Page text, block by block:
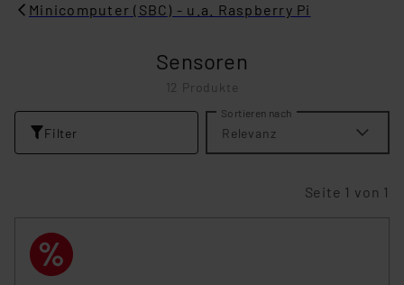
Minicomputer (SBC) - u.a. Raspberry Pi
Sensoren
12 Produkte
Filter
Sortieren nach
Relevanz
Seite 1 von 1